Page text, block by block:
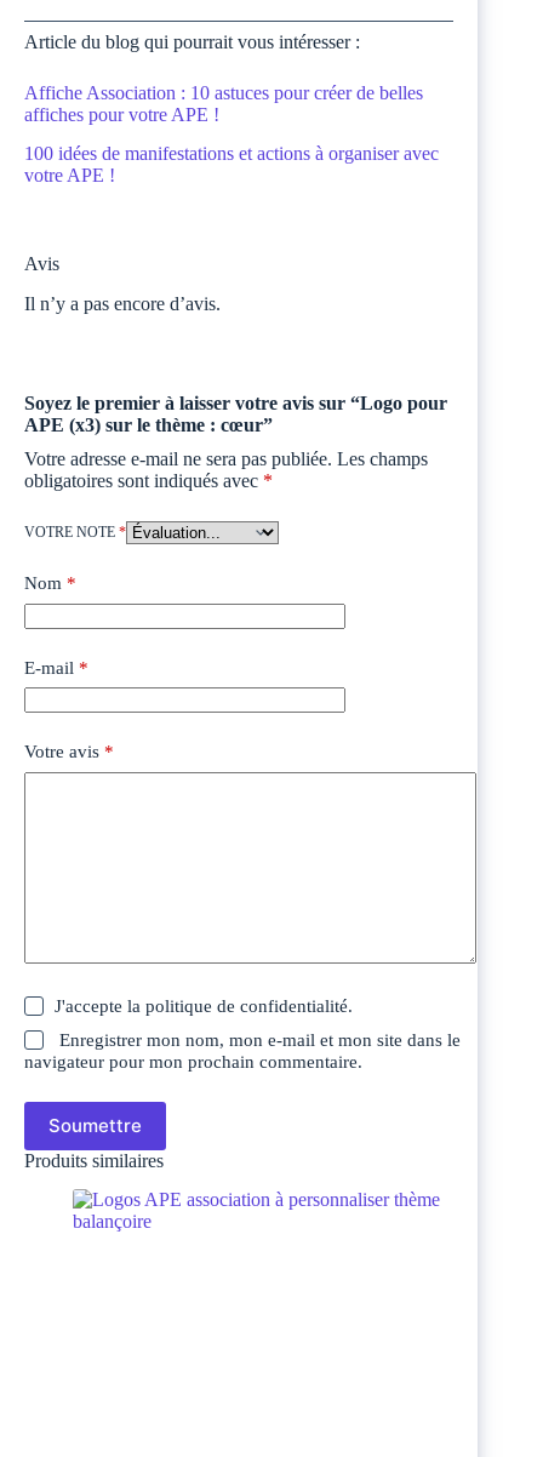
Article du blog qui pourrait vous intéresser :
Affiche Association : 10 astuces pour créer de belles
affiches pour votre APE !
100 idées de manifestations et actions à organiser avec
votre APE !
Avis
Il n’y a pas encore d’avis.
Soyez le premier à laisser votre avis sur “Logo pour
APE (x3) sur le thème : cœur”
Votre adresse e-mail ne sera pas publiée. Les champs
obligatoires sont indiqués avec *
VOTRE NOTE *
Nom *
E-mail *
Votre avis *
J'accepte lapolitique de confidentialité.
Enregistrer mon nom, mon e-mail et mon site dans le
navigateur pour mon prochain commentaire.
Soumettre
Produits similaires